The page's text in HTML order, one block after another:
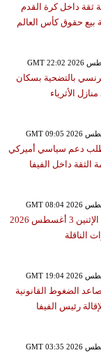
ثقة داخل كرة القدم
بيع حقوق كأس العالم
بالتضحية بسكان
الأثرياء
طلب دعم سياسي أميركي
داخل الفيفا
مواعيد مباريات اليوم الإثنين 3 أغسطس 2026
الناقلة
الضغوط القانونية
رئيس الفيفا